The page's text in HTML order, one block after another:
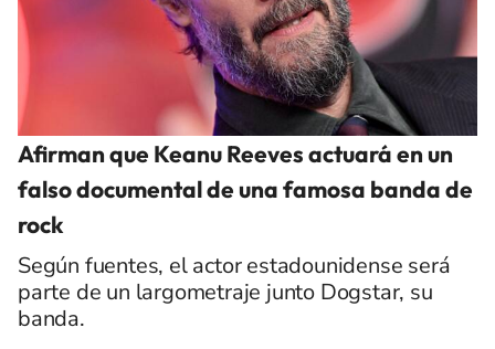
Afirman que Keanu Reeves actuará en un
falso documental de una famosa banda de
rock
Según fuentes, el actor estadounidense será
parte de un largometraje junto Dogstar, su
banda.